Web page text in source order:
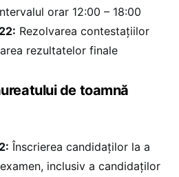
orar 12:00 – 18:00
Rezolvarea contestațiilor
rezultatelor finale
de toamnă
Înscrierea candidaților la a
inclusiv a candidaților